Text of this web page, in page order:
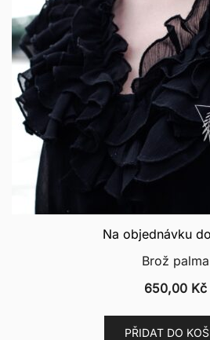
Na objednávku
Brož palma
650,00 Kč
PŘIDAT DO